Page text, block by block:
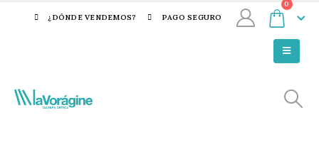
¿DÓNDE VENDEMOS? PAGO SEGURO
0